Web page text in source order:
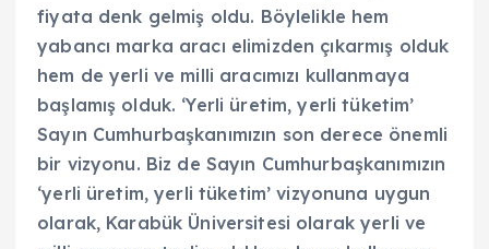
fiyata denk gelmiş oldu. Böylelikle hem
yabancı marka aracı elimizden çıkarmış olduk
hem de yerli ve milli aracımızı kullanmaya
başlamış olduk. ‘Yerli üretim, yerli tüketim’
Sayın Cumhurbaşkanımızın son derece önemli
bir vizyonu. Biz de Sayın Cumhurbaşkanımızın
‘yerli üretim, yerli tüketim’ vizyonuna uygun
olarak, Karabük Üniversitesi olarak yerli ve